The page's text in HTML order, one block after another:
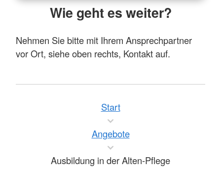
Wie geht es weiter?
Nehmen Sie bitte mit Ihrem Ansprechpartner
vor Ort, siehe oben rechts, Kontakt auf.
Start
Angebote
Ausbildung in der Alten-Pflege